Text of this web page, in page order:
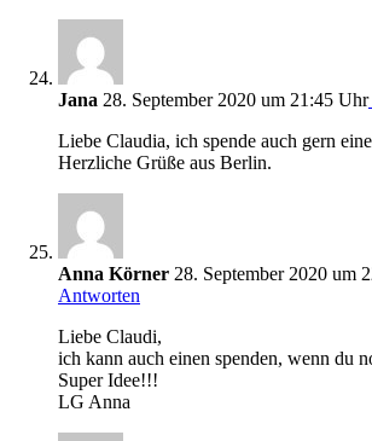
Jana 28. September 2020 um 21:45 Uhr
Liebe Claudia, ich spende auch gern
Herzliche Grüße aus Berlin.
Anna Körner 28. September 2020 um
Antworten
Liebe Claudi,
ich kann auch einen spenden, wenn du
Super Idee!!!
LG Anna